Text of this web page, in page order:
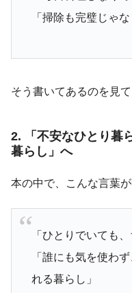
「掃除も完璧じゃな
そう書いてあるのを見
2. 「不安なひとり暮
暮らし」へ
本の中で、こんな言葉
「ひとりでいても
「誰にも気を使わ
れる暮らし」